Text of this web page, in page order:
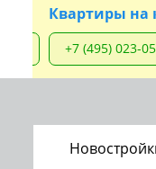
Квартиры на
+7 (495) 023-